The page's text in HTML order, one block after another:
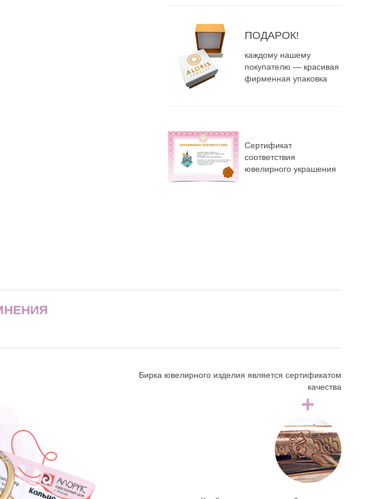
ПОДАРОК!
каждому нашему
покупателю — красивая
фирменная упаковка
Сертификат
соответствия
ювелирного украшения
Бирка ювелирного изделия является сертификатом
качества